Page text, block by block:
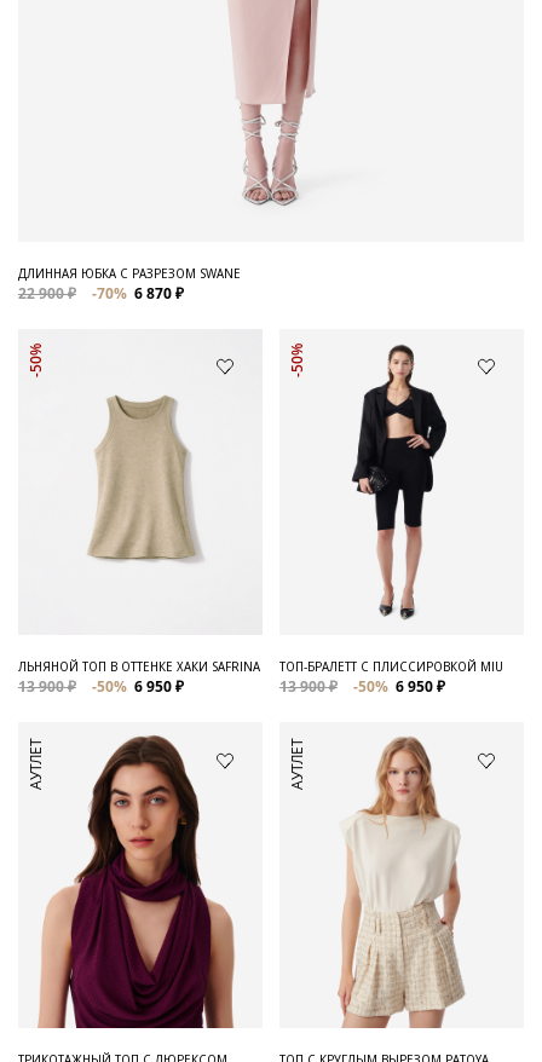
ДЛИННАЯ ЮБКА С РАЗРЕЗОМ SWANE
22 900 ₽ -70% 6 870 ₽
-50%
ЛЬНЯНОЙ ТОП В ОТТЕНКЕ ХАКИ SAFRINA
13 900 ₽ -50% 6 950 ₽
-50%
ТОП-БРАЛЕТТ С ПЛИССИРОВКОЙ MIU
13 900 ₽ -50% 6 950 ₽
АУТЛЕТ АУТЛЕТ